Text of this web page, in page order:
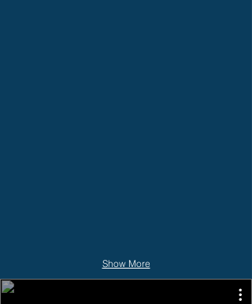
Show More